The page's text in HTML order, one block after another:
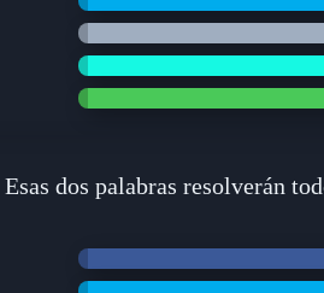
dos palabras resolverán